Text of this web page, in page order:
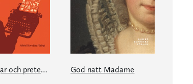
Drottningar och pretendenter God natt Madame